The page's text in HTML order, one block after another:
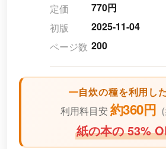
定価
770円
初版
2025-11-04
ページ数 200
自炊の種を利用し
利用料目安 約360円 （
紙の本の 53%